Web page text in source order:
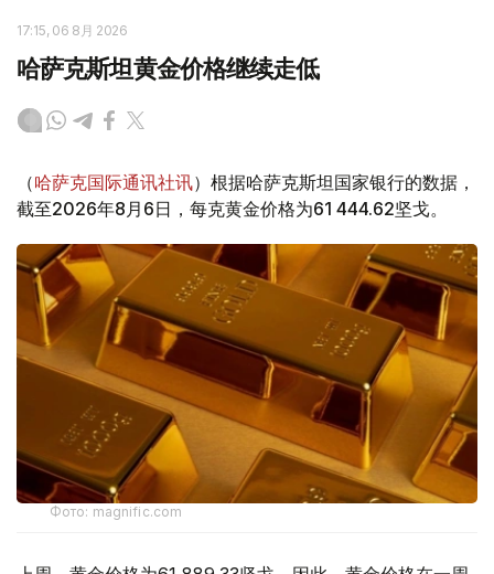
17:15, 06 8月 2026
哈萨克斯坦黄金价格继续走低
（哈萨克国际通讯社讯）根据哈萨克斯坦国家银行的数据，
截至2026年8月6日，每克黄金价格为61 444.62坚戈。
Фото: magnific.com